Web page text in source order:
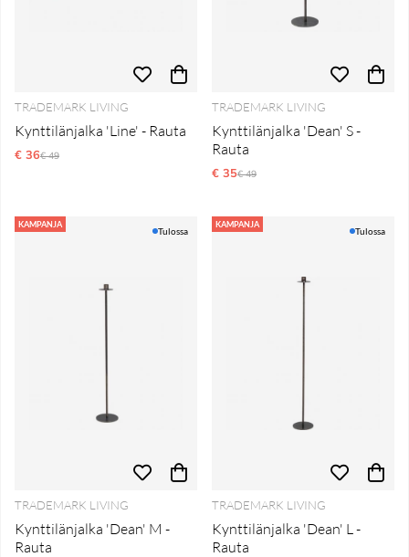
TRADEMARK LIVING
Kynttilänjalka 'Line' - Rauta
€ 36Normaali hinta
€ 49
TRADEMARK LIVING
Kynttilänjalka 'Dean' S -
Rauta
€ 35Normaali hinta
€ 49
KAMPANJA
Tulossa
TRADEMARK LIVING
Kynttilänjalka 'Dean' M -
Rauta
KAMPANJA
Tulossa
TRADEMARK LIVING
Kynttilänjalka 'Dean' L -
Rauta